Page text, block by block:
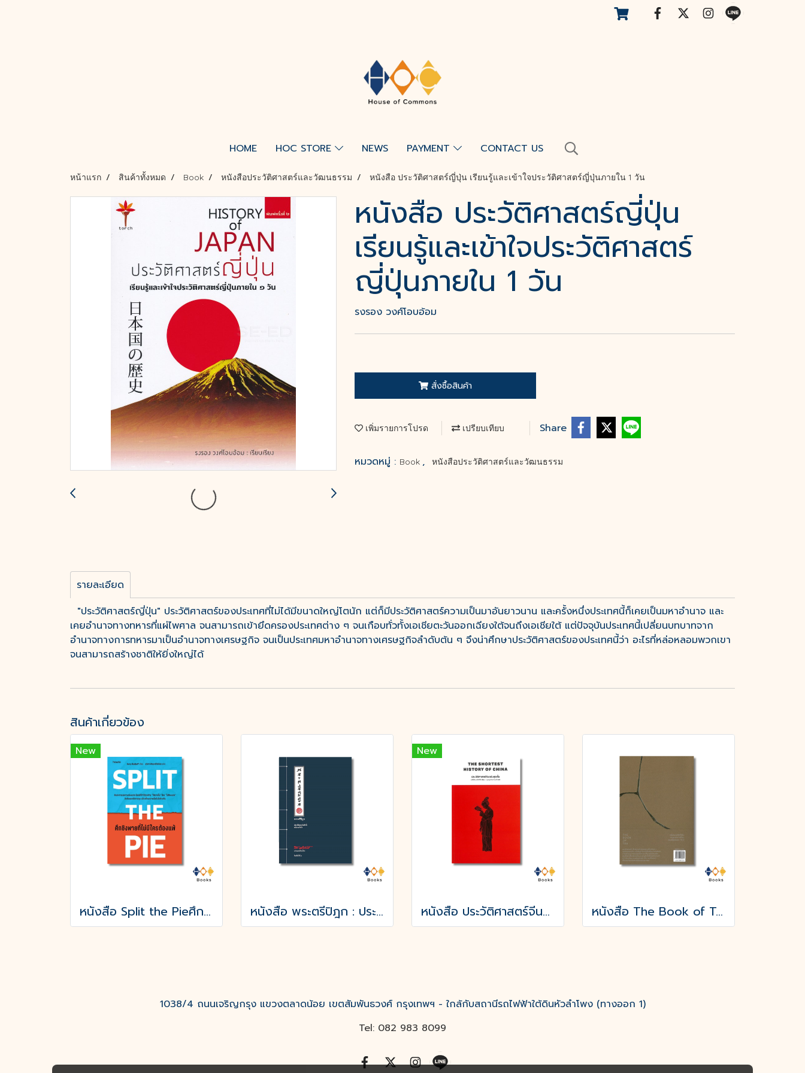
HOME HOC STORE NEWS PAYMENT CONTACT US
หน้าแรก สินค้าทั้งหมด Book หนังสือประวัติศาสตร์และวัฒนธรรม หนังสือ ประวัติศาสตร์ญี่ปุ่น เรียนรู้และเข้าใจประวัติศาสตร์ญี่ปุ่นภายใน 1 วัน
หนังสือ ประวัติศาสตร์ญี่ปุ่น
เรียนรู้และเข้าใจประวัติศาสตร์
ญี่ปุ่นภายใน 1 วัน
รงรอง วงศ์โอบอ้อม
สั่งซื้อสินค้า
เพิ่มรายการโปรด เปรียบเทียบ Share
หมวดหมู่ : Book , หนังสือประวัติศาสตร์และวัฒนธรรม
รายละเอียด
"ประวัติศาสตร์ญี่ปุ่น" ประวัติศาสตร์ของประเทศที่ไม่ได้มีขนาดใหญ่โตนัก แต่ก็มีประวัติศาสตร์ความเป็นมาอันยาวนาน และครั้งหนึ่งประเทศนี้ก็เคยเป็นมหาอำนาจ และ
เคยอำนาจทางทหารที่แผ่ไพศาล จนสามารถเข้ายึดครองประเทศต่าง ๆ จนเกือบทั่วทั้งเอเชียตะวันออกเฉียงใต้จนถึงเอเชียใต้ แต่ปัจจุบันประเทศนี้เปลี่ยนบทบาทจาก
อำนาจทางการทหารมาเป็นอำนาจทางเศรษฐกิจ จนเป็นประเทศมหาอำนาจทางเศรษฐกิจลำดับต้น ๆ จึงน่าศึกษาประวัติศาสตร์ของประเทศนี้ว่า อะไรที่หล่อหลอมพวกเขา
จนสามารถสร้างชาติให้ยิ่งใหญ่ได้
สินค้าเกี่ยวข้อง
New
หนังสือ Split the Pieศึกชิงพายที่ไม่มีใครต้องแพ้ หนังสือ พระตรีปิฎก : ประวัติพระถังซำจั๋ง ฉบับกะทัดรัด
New
หนังสือ ประวัติศาสตร์จีนฉบับสุดสั้น หนังสือ The Book of Tea:หนังสือแห่งชา
1038/4 ถนนเจริญกรุง แขวงตลาดน้อย เขตสัมพันธวงศ์ กรุงเทพฯ - ใกล้กับสถานีรถไฟฟ้าใต้ดินหัวลำโพง (ทางออก 1)
Tel: 082 983 8099